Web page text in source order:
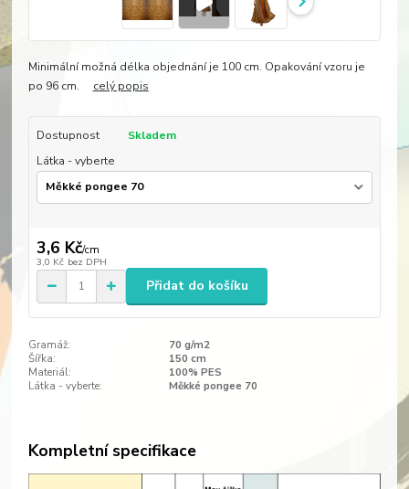
Minimální možná délka objednání je 100 cm. Opakování vzoru je
po 96 cm. celý popis
Dostupnost
Skladem
Látka - vyberte
3,6 Kč/cm
3,0 Kč bez DPH
Přidat do košíku
Gramáž:
70 g/m2
Šířka:
150 cm
Materiál:
100% PES
Látka - vyberte:
Měkké pongee 70
Kompletní specifikace